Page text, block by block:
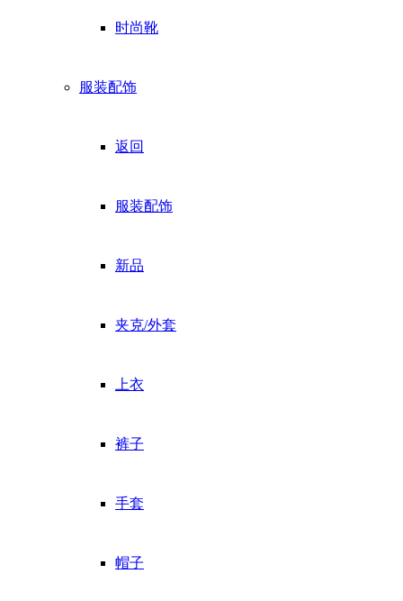
时尚靴
服装配饰
返回
服装配饰
新品
夹克/外套
上衣
裤子
手套
帽子